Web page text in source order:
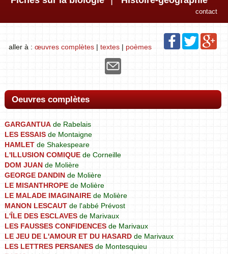
contact
aller à :œuvres complètes |textes | poèmes
Oeuvres complètes
GARGANTUA de Rabelais
LES ESSAIS de Montaigne
HAMLET de Shakespeare
L'ILLUSION COMIQUE de Corneille
DOM JUAN de Molière
GEORGE DANDIN de Molière
LE MISANTHROPE de Molière
LE MALADE IMAGINAIRE de Molière
MANON LESCAUT de l'abbé Prévost
L'ÎLE DES ESCLAVES de Marivaux
LES FAUSSES CONFIDENCES de Marivaux
LE JEU DE L'AMOUR ET DU HASARD de Marivaux
LES LETTRES PERSANES de Montesquieu